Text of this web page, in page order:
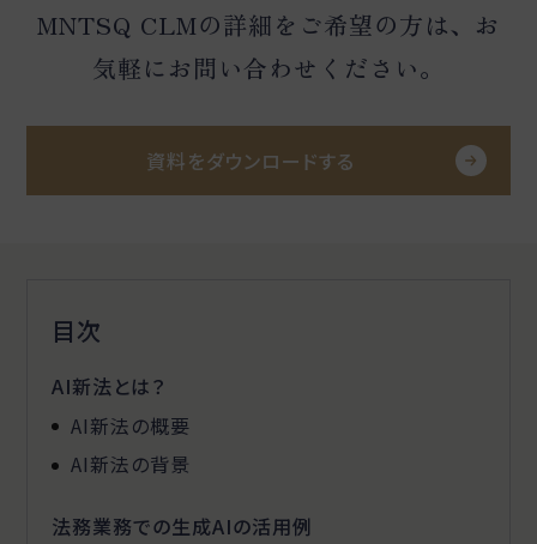
MNTSQ CLMの詳細をご希望の方は、お
気軽にお問い合わせください。
資料をダウンロードする
目次
AI新法とは？
AI新法の概要
AI新法の背景
法務業務での生成AIの活用例